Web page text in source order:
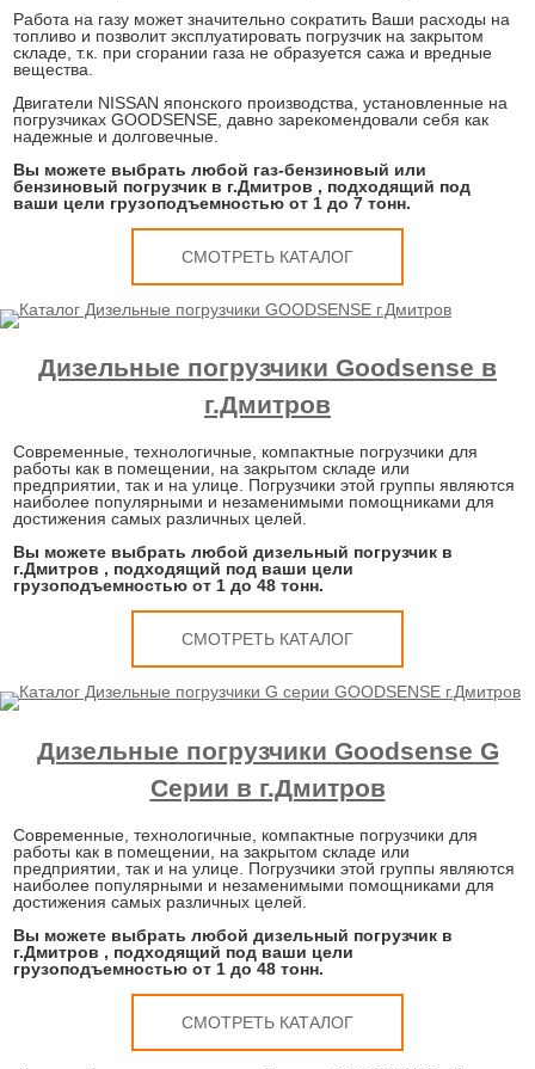
Работа на газу может значительно сократить Ваши расходы на
топливо и позволит эксплуатировать погрузчик на закрытом
складе, т.к. при сгорании газа не образуется сажа и вредные
вещества.
Двигатели NISSAN японского производства, установленные на
погрузчиках GOODSENSE, давно зарекомендовали себя как
надежные и долговечные.
Вы можете выбрать любой газ-бензиновый или
бензиновый погрузчик в г.Дмитров , подходящий под
ваши цели грузоподъемностью от 1 до 7 тонн.
СМОТРЕТЬ КАТАЛОГ
Дизельные погрузчики Goodsense в
г.Дмитров
Современные, технологичные, компактные погрузчики для
работы как в помещении, на закрытом складе или
предприятии, так и на улице. Погрузчики этой группы являются
наиболее популярными и незаменимыми помощниками для
достижения самых различных целей.
Вы можете выбрать любой дизельный погрузчик в
г.Дмитров , подходящий под ваши цели
грузоподъемностью от 1 до 48 тонн.
СМОТРЕТЬ КАТАЛОГ
Дизельные погрузчики Goodsense G
Серии в г.Дмитров
Современные, технологичные, компактные погрузчики для
работы как в помещении, на закрытом складе или
предприятии, так и на улице. Погрузчики этой группы являются
наиболее популярными и незаменимыми помощниками для
достижения самых различных целей.
Вы можете выбрать любой дизельный погрузчик в
г.Дмитров , подходящий под ваши цели
грузоподъемностью от 1 до 48 тонн.
СМОТРЕТЬ КАТАЛОГ